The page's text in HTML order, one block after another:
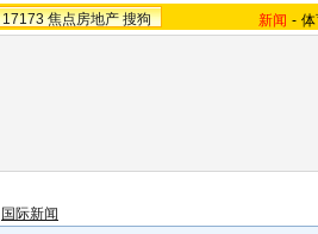
17173 焦点房地产 搜狗 新闻 -
国际新闻